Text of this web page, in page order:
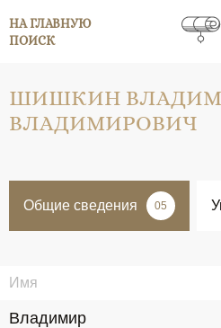
НА ГЛАВНУЮ
ПОИСК
ШИШКИН
ВЛАДИМИРОВИЧ
Общие сведения 05
Имя
Владимир